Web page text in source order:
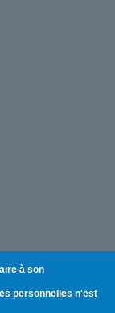
à son
personnelles n'est